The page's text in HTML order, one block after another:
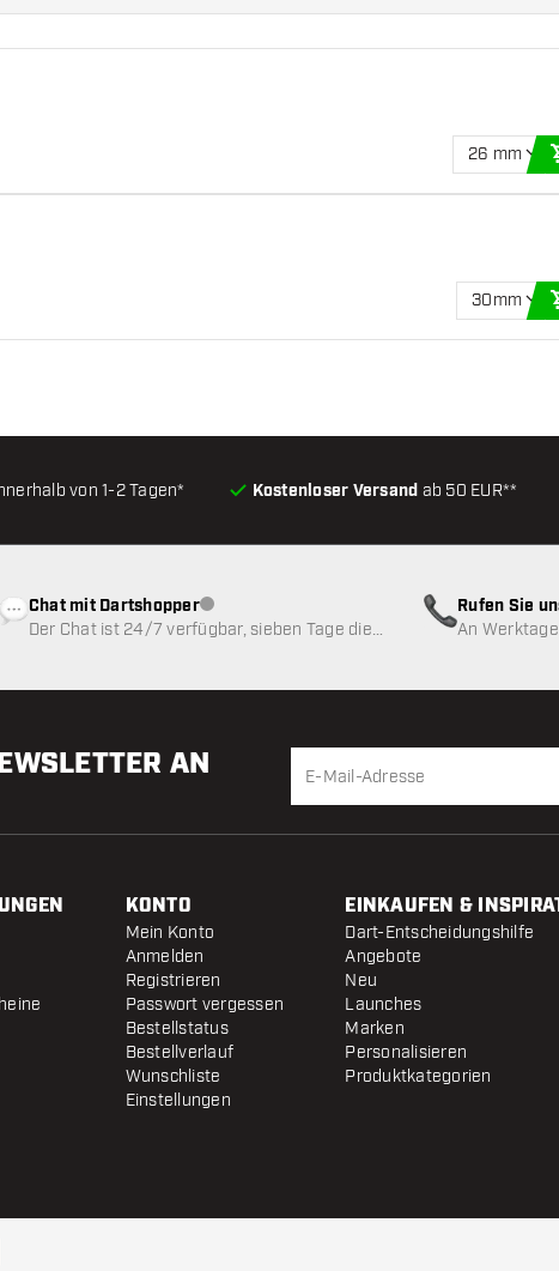
26 mm
30mm
von 1-2 Tagen* Kostenloser Versand ab 50 EUR**
Chat mit DartshopperKundenservice nicht verfügbar
Der Chat ist 24/7 verfügbar, sieben Tage die
Rufen Sie
An
AN
KONTO
Mein Konto
Anmelden
Registrieren
Passwort vergessen
Bestellstatus
Bestellverlauf
Wunschliste
Einstellungen
EINKAUFEN &
Dart-Entscheidungshilfe
Angebote
Neu
Launches
Marken
Personalisieren
Produktkategorien